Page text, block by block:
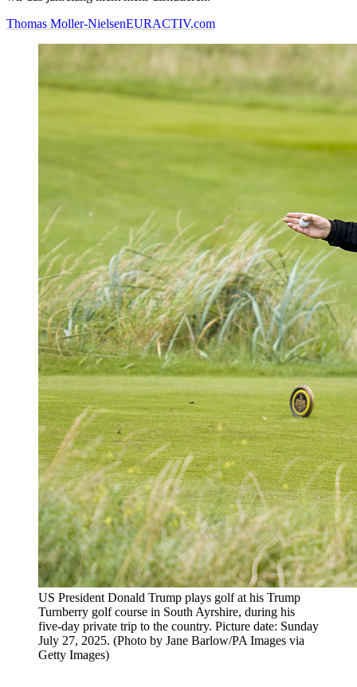
Thomas Moller-NielsenEURACTIV.com
US President Donald Trump plays golf at his Trump
Turnberry golf course in South Ayrshire, during his
five-day private trip to the country. Picture date: Sunday
July 27, 2025. (Photo by Jane Barlow/PA Images via
Getty Images)